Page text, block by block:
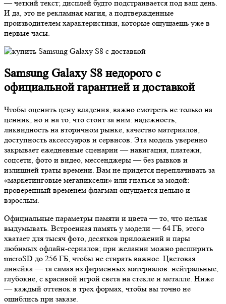
— четкий текст; дисплей будто подстраивается под ваш день.
И да, это не рекламная магия, а подтвержденные
производителем характеристики, которые ощущаешь уже в
первые часы.
Samsung Galaxy S8 недорого с
официальной гарантией и доставкой
Чтобы оценить цену владения, важно смотреть не только на
ценник, но и на то, что стоит за ним: надежность,
ликвидность на вторичном рынке, качество материалов,
доступность аксессуаров и сервисов. Эта модель уверенно
закрывает ежедневные сценарии — навигация, платежи,
соцсети, фото и видео, мессенджеры — без рывков и
излишней траты времени. Вам не придется переплачивать за
«маркетинговые мегапиксели» или гнаться за модой:
проверенный временем флагман ощущается цельно и
взрослым.
Официальные параметры памяти и цвета — то, что нельзя
выдумывать. Встроенная память у модели — 64 ГБ, этого
хватает для тысяч фото, десятков приложений и пары
любимых офлайн-сериалов; при желании можно расширить
microSD до 256 ГБ, чтобы не стирать важное. Цветовая
линейка — та самая из фирменных материалов: нейтральные,
глубокие, с красивой игрой света на стекле и металле. Ниже
— каждый оттенок в трех формах, чтобы вы точно не
ошиблись при заказе.